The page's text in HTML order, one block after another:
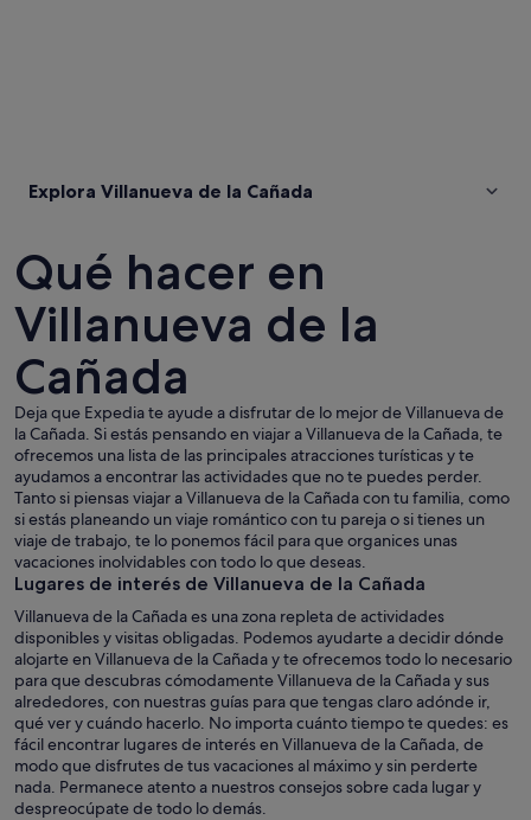
Explora Villanueva de la Cañada
Qué hacer en
Villanueva de la
Cañada
Deja que Expedia te ayude a disfrutar de lo mejor de Villanueva de
la Cañada. Si estás pensando en viajar a Villanueva de la Cañada, te
ofrecemos una lista de las principales atracciones turísticas y te
ayudamos a encontrar las actividades que no te puedes perder.
Tanto si piensas viajar a Villanueva de la Cañada con tu familia, como
si estás planeando un viaje romántico con tu pareja o si tienes un
viaje de trabajo, te lo ponemos fácil para que organices unas
vacaciones inolvidables con todo lo que deseas.
Lugares de interés de Villanueva de la Cañada
Villanueva de la Cañada es una zona repleta de actividades
disponibles y visitas obligadas. Podemos ayudarte a decidir dónde
alojarte en Villanueva de la Cañada y te ofrecemos todo lo necesario
para que descubras cómodamente Villanueva de la Cañada y sus
alrededores, con nuestras guías para que tengas claro adónde ir,
qué ver y cuándo hacerlo. No importa cuánto tiempo te quedes: es
fácil encontrar lugares de interés en Villanueva de la Cañada, de
modo que disfrutes de tus vacaciones al máximo y sin perderte
nada. Permanece atento a nuestros consejos sobre cada lugar y
despreocúpate de todo lo demás.